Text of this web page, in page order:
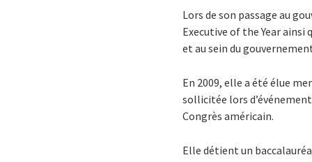
Lors de son passage au
Executive of the Year ainsi
et au sein du
En 2009, elle a été élue
sollicitée lors
Congrès américain.
Elle détient un